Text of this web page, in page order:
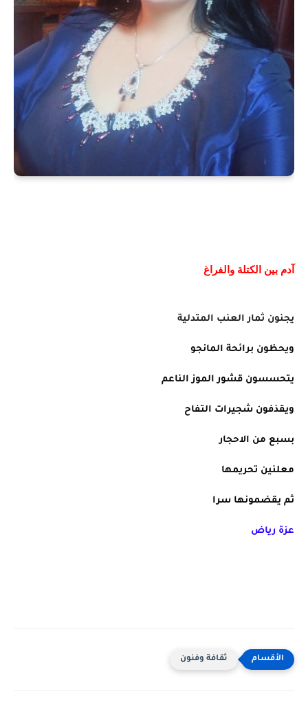
آدم بين الكتلة والفراغ
يجنون ثمار العنب المتدلية
ويحظون برائحة المانجو
يتحسسون قشور الموز الناعم
ويقذفون شجيرات التفاح
بسبع من الاحجار
معلنين تحريمها
ثم يقضمونها سرا
عزة رياض
ثقافة وفنون